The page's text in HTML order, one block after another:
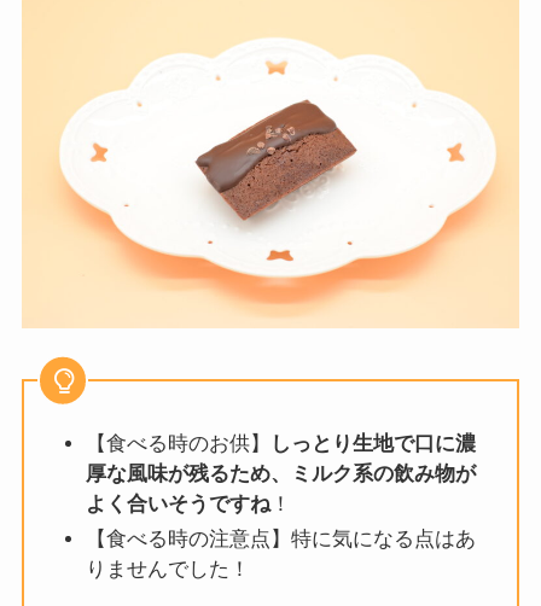
【食べる時のお供】
しっとり生地で口に濃
厚な風味が残るため、ミルク系の飲み物が
よく合いそうですね！
【食べる時の注意点】特に気になる点はあ
りませんでした！